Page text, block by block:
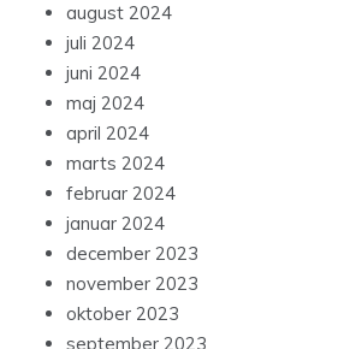
august 2024
juli 2024
juni 2024
maj 2024
april 2024
marts 2024
februar 2024
januar 2024
december 2023
november 2023
oktober 2023
september 2023